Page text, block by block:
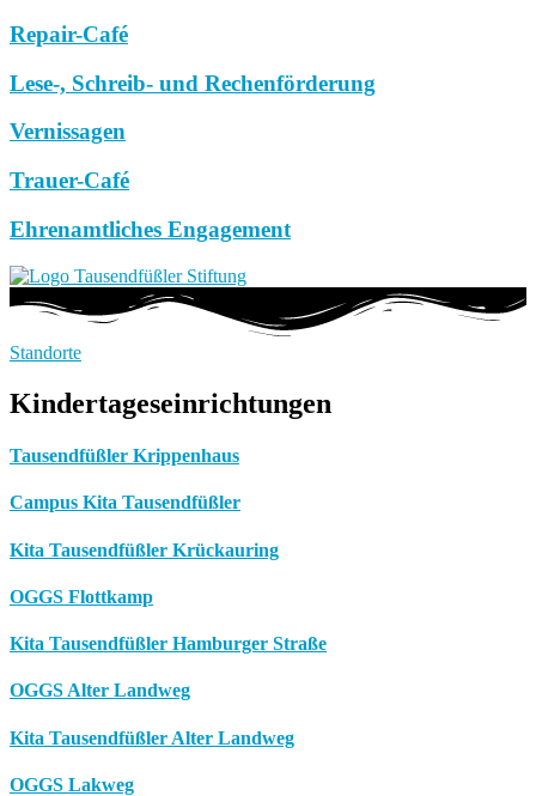
Repair-Café
Lese-, Schreib- und Rechenförderung
Vernissagen
Trauer-Café
Ehrenamtliches Engagement
Standorte
Kindertageseinrichtungen
Tausendfüßler Krippenhaus
Campus Kita Tausendfüßler
Kita Tausendfüßler Krückauring
OGGS Flottkamp
Kita Tausendfüßler Hamburger Straße
OGGS Alter Landweg
Kita Tausendfüßler Alter Landweg
OGGS Lakweg